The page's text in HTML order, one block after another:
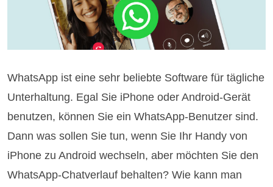
WhatsApp ist eine sehr beliebte Software für tägliche
Unterhaltung. Egal Sie iPhone oder Android-Gerät
benutzen, können Sie ein WhatsApp-Benutzer sind.
Dann was sollen Sie tun, wenn Sie Ihr Handy von
iPhone zu Android wechseln, aber möchten Sie den
WhatsApp-Chatverlauf behalten? Wie kann man